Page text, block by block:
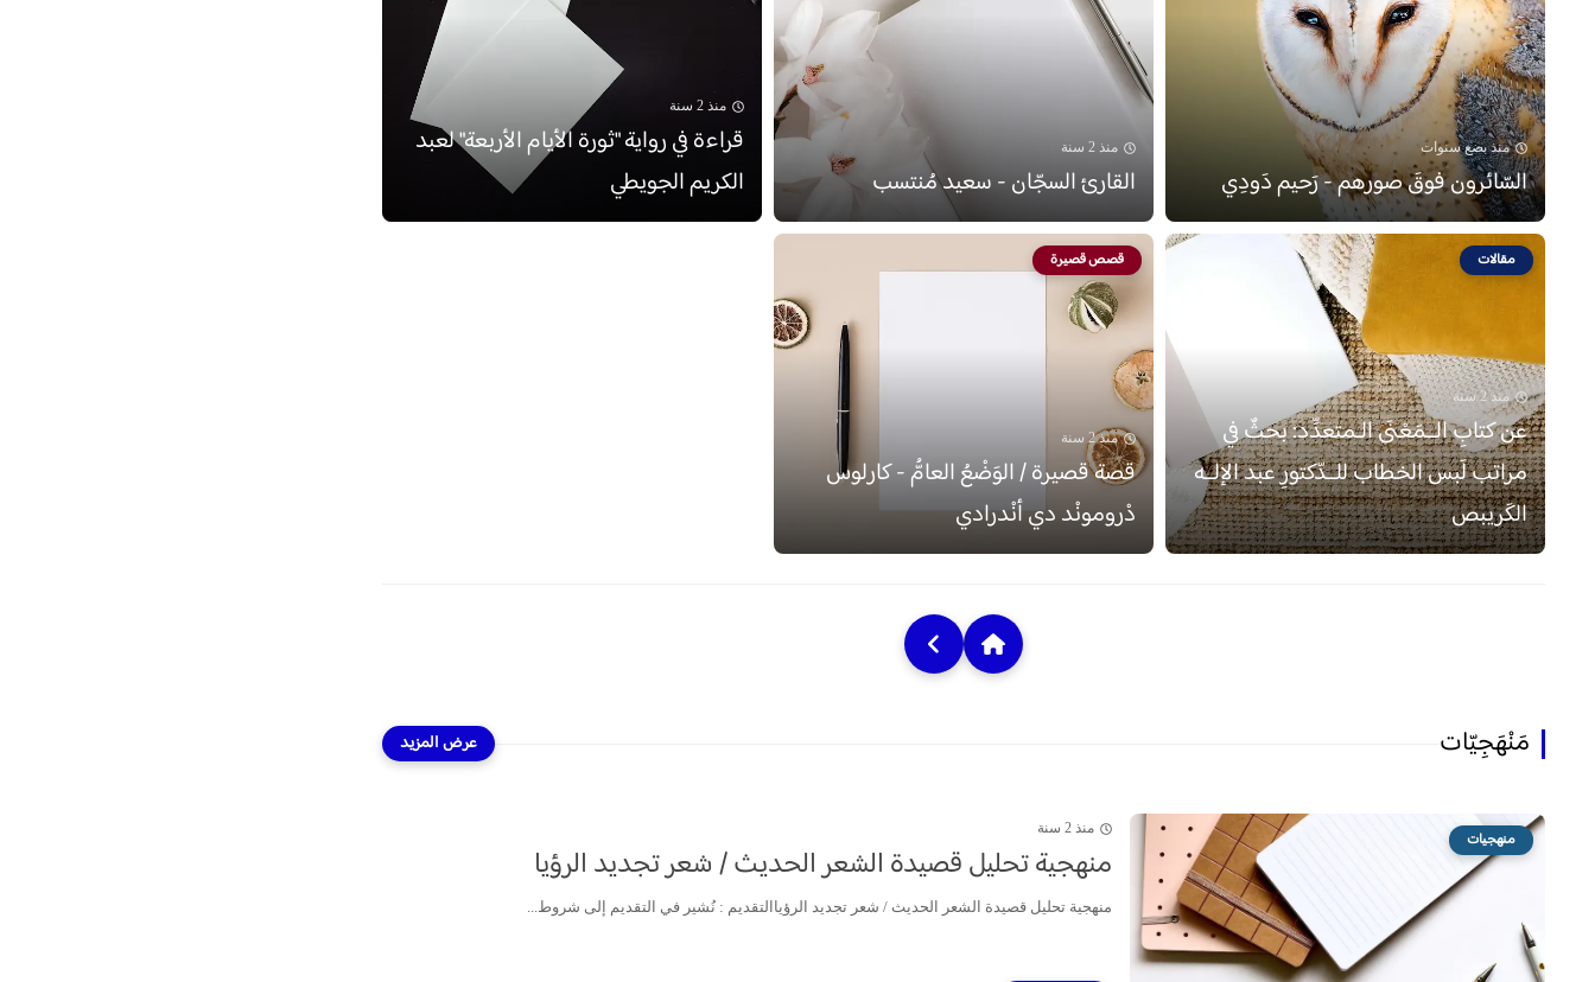
منذ بضع سنوات
السّائرون فوقَ صورهم - رَحيم دَودِي
منذ 2 سنة
القارئ السجّان - سعيد مُنتسب
منذ 2 سنة
قراءة في رواية "ثورة الأيام الأربعة" لعبد
الكريم الجويطي
مقالات
منذ 2 سنة
عن كتابِ الــمَعْنَى الـمتعدِّد: بحثٌ في
مراتب لَبس الخطاب للــدّكتورِ عبد الإلــه
الكَريبص
قصص قصيرة
منذ 2 سنة
قصة قصيرة / الوَضْعُ العامُّ - كارلوس
دْرومونْد دي أنْدرادي
مَنْهَجِيّات
منهجيات منذ 2 سنة
منهجية تحليل قصيدة الشعر الحديث / شعر تجديد الرؤيا
منهجية تحليل قصيدة الشعر الحديث / شعر تجديد الرؤياالتقديم : نُشير في التقديم إلى شروط...